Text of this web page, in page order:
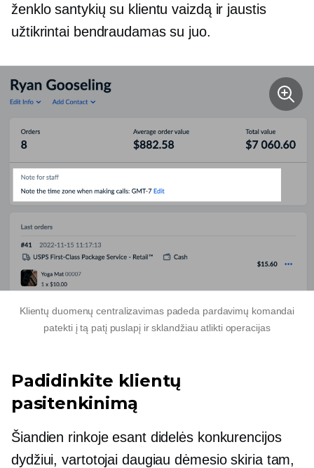
ženklo santykių su klientu vaizdą ir jaustis
užtikrintai bendraudamas su juo.
Klientų duomenų centralizavimas padeda pardavimų komandai
patekti į tą patį puslapį ir sklandžiau atlikti operacijas
Padidinkite klientų
pasitenkinimą
Šiandien rinkoje esant didelės konkurencijos
dydžiui, vartotojai daugiau dėmesio skiria tam,